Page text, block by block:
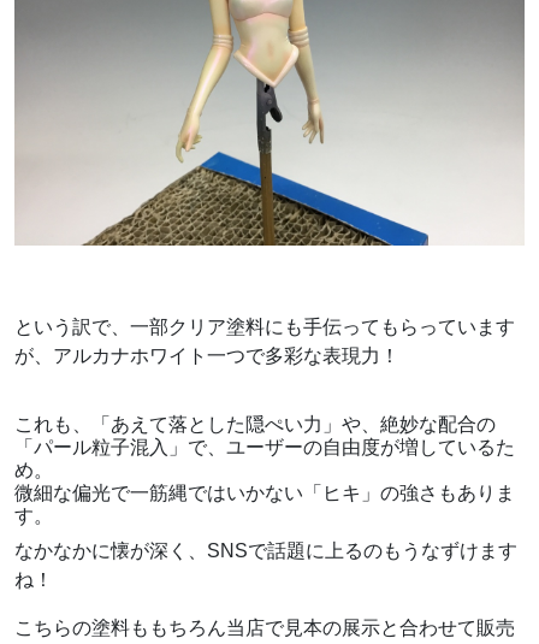
という訳で、一部クリア塗料にも手伝ってもらっています
が、アルカナホワイト一つで多彩な表現力！
これも、「あえて落とした隠ぺい力」や、絶妙な配合の
「パール粒子混入」で、ユーザーの自由度が増しているた
め。
微細な偏光で一筋縄ではいかない「ヒキ」の強さもありま
す。
なかなかに懐が深く、SNSで話題に上るのもうなずけます
ね！
こちらの塗料ももちろん当店で見本の展示と合わせて販売